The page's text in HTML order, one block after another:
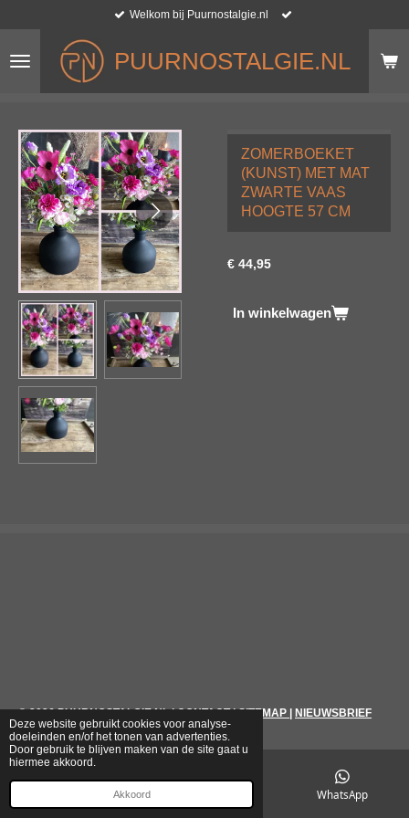
Deze website gebruikt cookies voor analyse-
doeleinden en/of het tonen van advertenties.
Door gebruik te blijven maken van de site gaat u
hiermee akkoord.
Akkoord
naar
hoofdinhoud
PUURNOSTALGIE.NL
Welkom bij Puurnostalgie.nl
ZOMERBOEKET
(KUNST) MET MAT
ZWARTE VAAS
HOOGTE 57 CM
€ 44,95
In winkelwagen
© 2026 PUURNOSTALGIE.NL|CONTACT|SITEMAP NIEUWSBRIEF
WhatsApp